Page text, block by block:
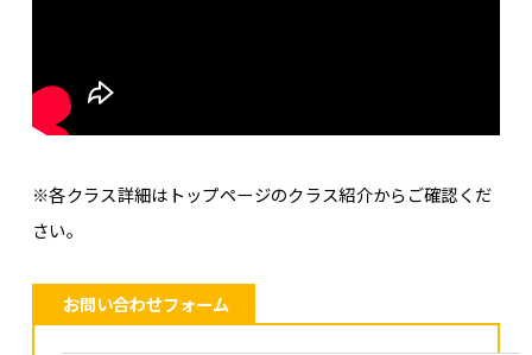
※各クラス詳細はトップページのクラス紹介からご確認くだ
さい。
お問い合わせフォーム